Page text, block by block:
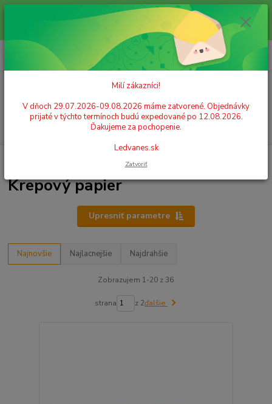
Milí zákazníci! V dňoch 29.07.2026-09.08.2026 máme zatvorené.
Objednávky prijaté v týchto termínoch budú expedované po 12.08.2026.
Ďakujeme za pochopenie. Ledvanes.sk
+421 908 755 958
Po. - Pia. od 9:00 hod. - 16:00 hod.
za0,00 EUR
Krepový papier
Upresniť parametre
Najnovšie Najlacnejšie Najdrahšie
Zobrazujem 1-20 z 36
strana z 2ďalšie
Milí zákazníci!
V dňoch 29.07.2026-09.08.2026 máme zatvorené. Objednávky
prijaté v týchto termínoch budú expedované po 12.08.2026.
Ďakujeme za pochopenie.
Ledvanes.sk
Zatvoriť